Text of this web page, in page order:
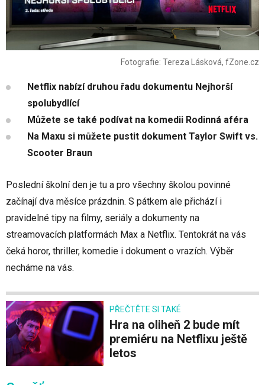
Fotografie: Tereza Lásková, fZone.cz
Netflix nabízí druhou řadu dokumentu Nejhorší
spolubydlící
Můžete se také podívat na komedii Rodinná aféra
Na Maxu si můžete pustit dokument Taylor Swift vs.
Scooter Braun
Poslední školní den je tu a pro všechny školou povinné
začínají dva měsíce prázdnin. S pátkem ale přichází i
pravidelné tipy na filmy, seriály a dokumenty na
streamovacích platformách Max a Netflix. Tentokrát na vás
čeká horor, thriller, komedie i dokument o vrazích. Výběr
necháme na vás.
PŘEČTĚTE SI TAKÉ
Hra na oliheň 2 bude mít
premiéru na Netflixu ještě
letos